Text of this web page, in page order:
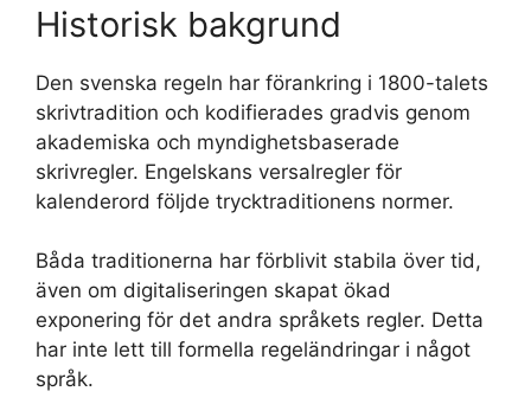
Historisk bakgrund
Den svenska regeln har förankring i 1800-talets
skrivtradition och kodifierades gradvis genom
akademiska och myndighetsbaserade
skrivregler. Engelskans versalregler för
kalenderord följde trycktraditionens normer.
Båda traditionerna har förblivit stabila över tid,
även om digitaliseringen skapat ökad
exponering för det andra språkets regler. Detta
har inte lett till formella regeländringar i något
språk.